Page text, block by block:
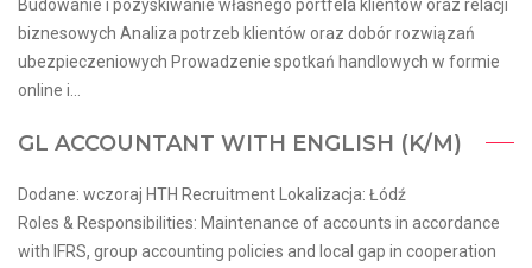
Budowanie i pozyskiwanie własnego portfela klientów oraz relacji
biznesowych Analiza potrzeb klientów oraz dobór rozwiązań
ubezpieczeniowych Prowadzenie spotkań handlowych w formie
online i...
GL ACCOUNTANT WITH ENGLISH (K/M)
Dodane: wczoraj HTH Recruitment Lokalizacja: Łódź
Roles & Responsibilities: Maintenance of accounts in accordance
with IFRS, group accounting policies and local gap in cooperation